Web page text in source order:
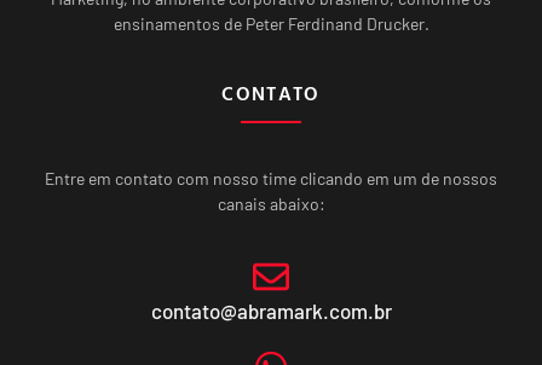
ensinamentos de Peter Ferdinand Drucker.
CONTATO
Entre em contato com nosso time clicando em um de nossos
canais abaixo:
contato@abramark.com.br